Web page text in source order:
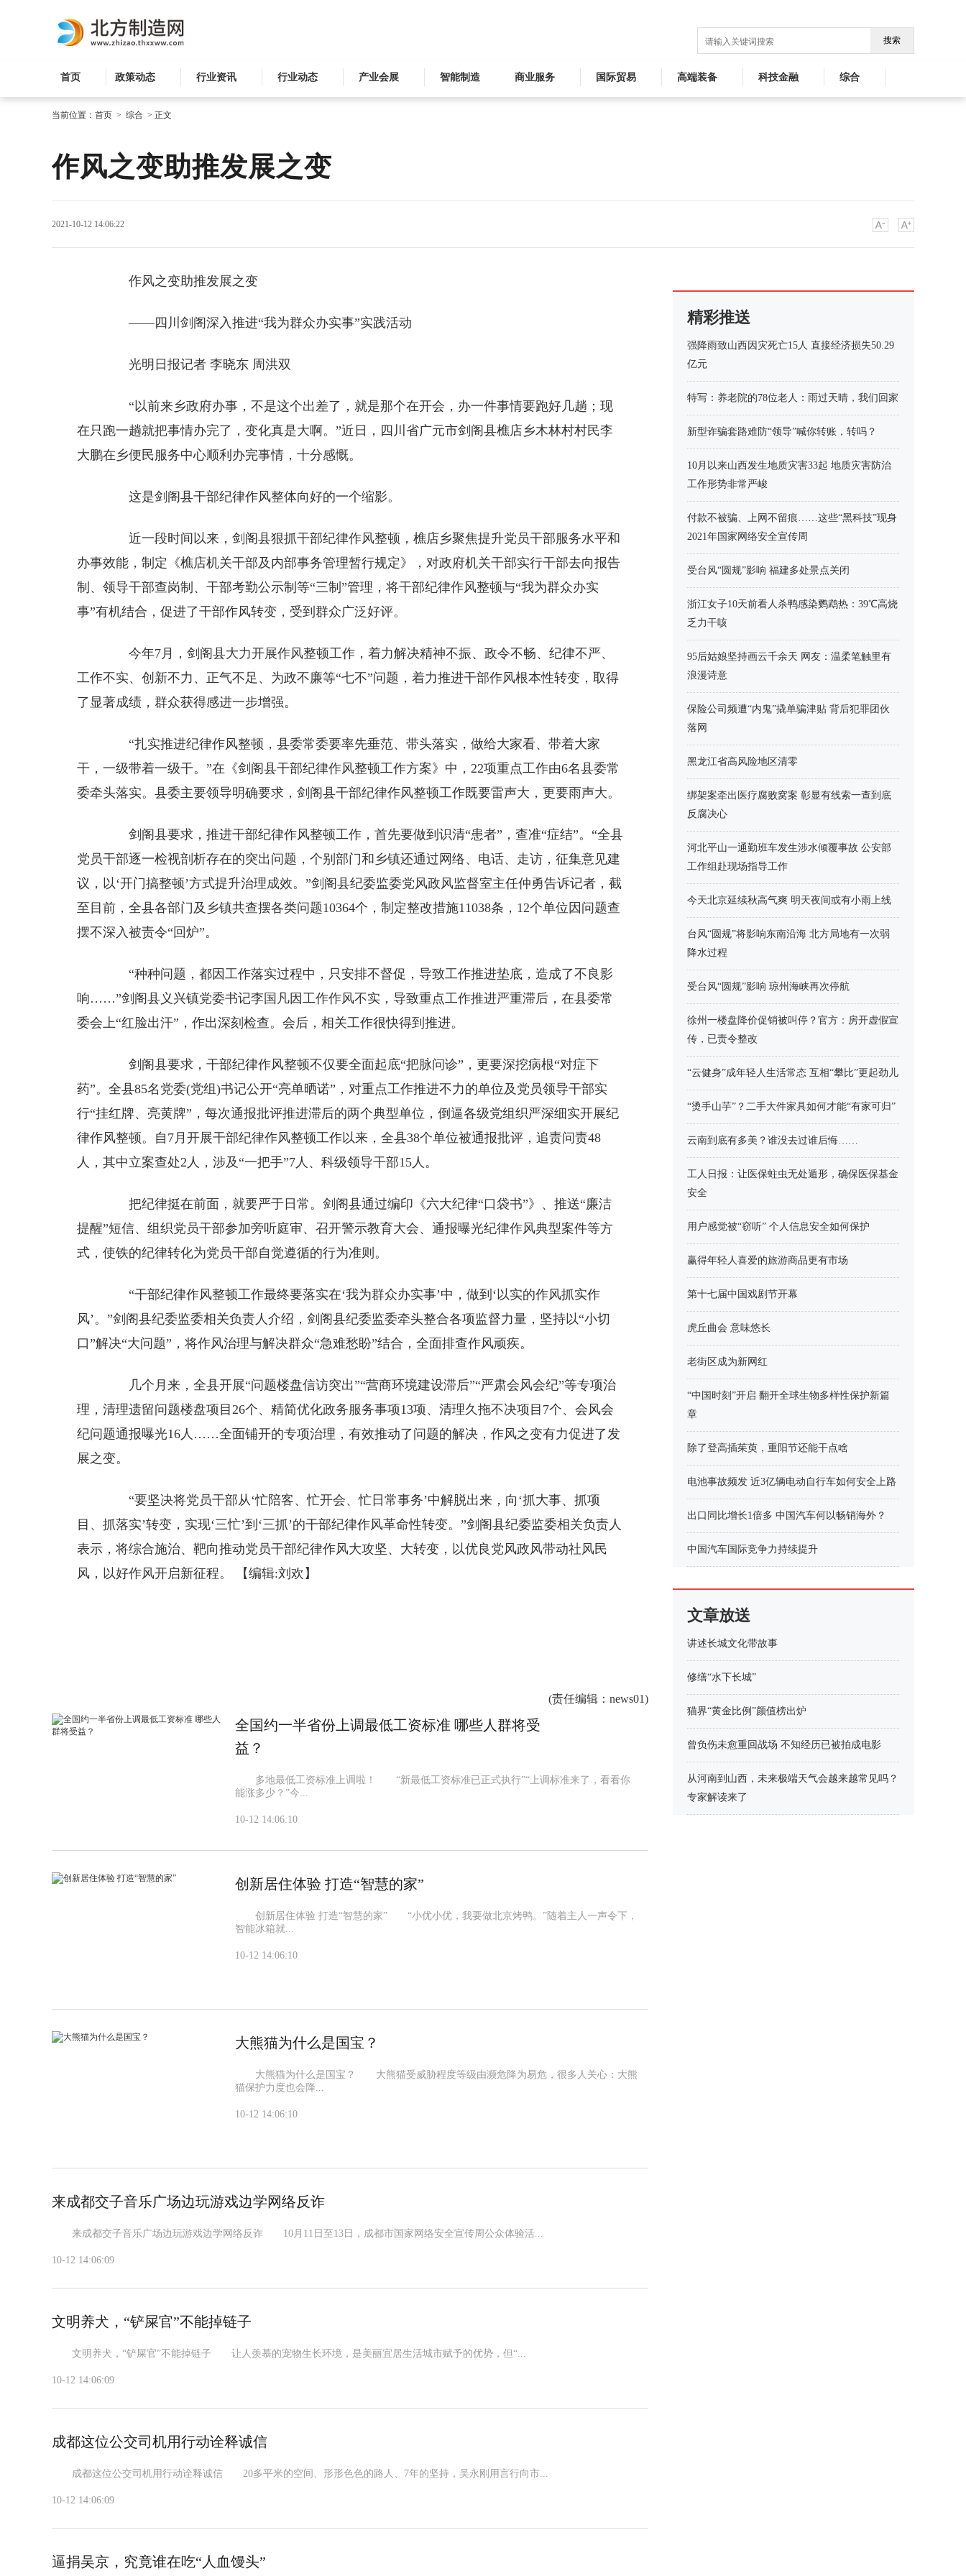
搜索
首页 政策动态 行业资讯 行业动态 产业会展 智能制造 商业服务 国际贸易 高端装备 科技金融 综合
当前位置： 首页 > 综合 > 正文
作风之变助推发展之变
2021-10-12 14:06:22
作风之变助推发展之变
——四川剑阁深入推进“我为群众办实事”实践活动
光明日报记者 李晓东 周洪双
“以前来乡政府办事，不是这个出差了，就是那个在开会，办一件事情要跑好几趟；现
在只跑一趟就把事情办完了，变化真是大啊。”近日，四川省广元市剑阁县樵店乡木林村村民李
大鹏在乡便民服务中心顺利办完事情，十分感慨。
这是剑阁县干部纪律作风整体向好的一个缩影。
近一段时间以来，剑阁县狠抓干部纪律作风整顿，樵店乡聚焦提升党员干部服务水平和
办事效能，制定《樵店机关干部及内部事务管理暂行规定》，对政府机关干部实行干部去向报告
制、领导干部查岗制、干部考勤公示制等“三制”管理，将干部纪律作风整顿与“我为群众办实
事”有机结合，促进了干部作风转变，受到群众广泛好评。
今年7月，剑阁县大力开展作风整顿工作，着力解决精神不振、政令不畅、纪律不严、
工作不实、创新不力、正气不足、为政不廉等“七不”问题，着力推进干部作风根本性转变，取得
了显著成绩，群众获得感进一步增强。
“扎实推进纪律作风整顿，县委常委要率先垂范、带头落实，做给大家看、带着大家
干，一级带着一级干。”在《剑阁县干部纪律作风整顿工作方案》中，22项重点工作由6名县委常
委牵头落实。县委主要领导明确要求，剑阁县干部纪律作风整顿工作既要雷声大，更要雨声大。
剑阁县要求，推进干部纪律作风整顿工作，首先要做到识清“患者”，查准“症结”。“全县
党员干部逐一检视剖析存在的突出问题，个别部门和乡镇还通过网络、电话、走访，征集意见建
议，以‘开门搞整顿’方式提升治理成效。”剑阁县纪委监委党风政风监督室主任仲勇告诉记者，截
至目前，全县各部门及乡镇共查摆各类问题10364个，制定整改措施11038条，12个单位因问题查
摆不深入被责令“回炉”。
“种种问题，都因工作落实过程中，只安排不督促，导致工作推进垫底，造成了不良影
响……”剑阁县义兴镇党委书记李国凡因工作作风不实，导致重点工作推进严重滞后，在县委常
委会上“红脸出汗”，作出深刻检查。会后，相关工作很快得到推进。
剑阁县要求，干部纪律作风整顿不仅要全面起底“把脉问诊”，更要深挖病根“对症下
药”。全县85名党委(党组)书记公开“亮单晒诺”，对重点工作推进不力的单位及党员领导干部实
行“挂红牌、亮黄牌”，每次通报批评推进滞后的两个典型单位，倒逼各级党组织严深细实开展纪
律作风整顿。自7月开展干部纪律作风整顿工作以来，全县38个单位被通报批评，追责问责48
人，其中立案查处2人，涉及“一把手”7人、科级领导干部15人。
把纪律挺在前面，就要严于日常。剑阁县通过编印《六大纪律“口袋书”》、推送“廉洁
提醒”短信、组织党员干部参加旁听庭审、召开警示教育大会、通报曝光纪律作风典型案件等方
式，使铁的纪律转化为党员干部自觉遵循的行为准则。
“干部纪律作风整顿工作最终要落实在‘我为群众办实事’中，做到‘以实的作风抓实作
风’。”剑阁县纪委监委相关负责人介绍，剑阁县纪委监委牵头整合各项监督力量，坚持以“小切
口”解决“大问题”，将作风治理与解决群众“急难愁盼”结合，全面排查作风顽疾。
几个月来，全县开展“问题楼盘信访突出”“营商环境建设滞后”“严肃会风会纪”等专项治
理，清理遗留问题楼盘项目26个、精简优化政务服务事项13项、清理久拖不决项目7个、会风会
纪问题通报曝光16人……全面铺开的专项治理，有效推动了问题的解决，作风之变有力促进了发
展之变。
“要坚决将党员干部从‘忙陪客、忙开会、忙日常事务’中解脱出来，向‘抓大事、抓项
目、抓落实’转变，实现‘三忙’到‘三抓’的干部纪律作风革命性转变。”剑阁县纪委监委相关负责人
表示，将综合施治、靶向推动党员干部纪律作风大攻坚、大转变，以优良党风政风带动社风民
风，以好作风开启新征程。
【编辑:刘欢】
(责任编辑 ：news01)
全国约一半省份上调最低工资标准 哪些人群将受
益？
多地最低工资标准上调啦！ “新最低工资标准已正式执行”“上调标准来了，看看你
能涨多少？”今...
10-12 14:06:10
创新居住体验 打造“智慧的家”
创新居住体验 打造“智慧的家” “小优小优，我要做北京烤鸭。”随着主人一声令下，
智能冰箱就...
10-12 14:06:10
大熊猫为什么是国宝？
大熊猫为什么是国宝？ 大熊猫受威胁程度等级由濒危降为易危，很多人关心：大熊
猫保护力度也会降...
10-12 14:06:10
来成都交子音乐广场边玩游戏边学网络反诈
来成都交子音乐广场边玩游戏边学网络反诈 10月11日至13日，成都市国家网络安全宣传周公众体验活...
10-12 14:06:09
文明养犬，“铲屎官”不能掉链子
文明养犬，“铲屎官”不能掉链子 让人羡慕的宠物生长环境，是美丽宜居生活城市赋予的优势，但“...
10-12 14:06:09
成都这位公交司机用行动诠释诚信
成都这位公交司机用行动诠释诚信 20多平米的空间、形形色色的路人、7年的坚持，吴永刚用言行向市...
10-12 14:06:09
逼捐吴京，究竟谁在吃“人血馒头”
精彩推送
强降雨致山西因灾死亡15人 直接经济损失50.29
亿元
特写：养老院的78位老人：雨过天晴，我们回家
新型诈骗套路难防“领导”喊你转账，转吗？
10月以来山西发生地质灾害33起 地质灾害防治
工作形势非常严峻
付款不被骗、上网不留痕……这些“黑科技”现身
2021年国家网络安全宣传周
受台风“圆规”影响 福建多处景点关闭
浙江女子10天前看人杀鸭感染鹦鹉热：39℃高烧
乏力干咳
95后姑娘坚持画云千余天 网友：温柔笔触里有
浪漫诗意
保险公司频遭“内鬼”撬单骗津贴 背后犯罪团伙
落网
黑龙江省高风险地区清零
绑架案牵出医疗腐败窝案 彰显有线索一查到底
反腐决心
河北平山一通勤班车发生涉水倾覆事故 公安部
工作组赴现场指导工作
今天北京延续秋高气爽 明天夜间或有小雨上线
台风“圆规”将影响东南沿海 北方局地有一次弱
降水过程
受台风“圆规”影响 琼州海峡再次停航
徐州一楼盘降价促销被叫停？官方：房开虚假宣
传，已责令整改
“云健身”成年轻人生活常态 互相“攀比”更起劲儿
“烫手山芋”？二手大件家具如何才能“有家可归”
云南到底有多美？谁没去过谁后悔……
工人日报：让医保蛀虫无处遁形，确保医保基金
安全
用户感觉被“窃听” 个人信息安全如何保护
赢得年轻人喜爱的旅游商品更有市场
第十七届中国戏剧节开幕
虎丘曲会 意味悠长
老街区成为新网红
“中国时刻”开启 翻开全球生物多样性保护新篇
章
除了登高插茱萸，重阳节还能干点啥
电池事故频发 近3亿辆电动自行车如何安全上路
出口同比增长1倍多 中国汽车何以畅销海外？
中国汽车国际竞争力持续提升
文章放送
讲述长城文化带故事
修缮“水下长城”
猫界“黄金比例”颜值榜出炉
曾负伤未愈重回战场 不知经历已被拍成电影
从河南到山西，未来极端天气会越来越常见吗？
专家解读来了